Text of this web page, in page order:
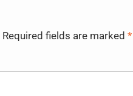
Required fields are marked *